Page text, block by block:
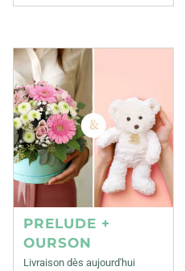
PRELUDE +
OURSON
Livraison dès aujourd'hui